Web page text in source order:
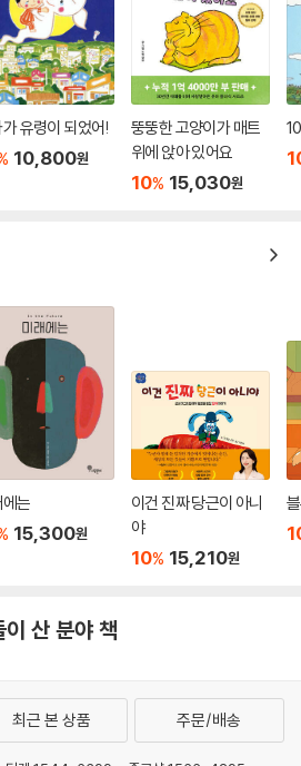
는지도 모른다는 걸 아이들이 알 수 있을 것
유령이 되었어!
10,800원
뚱뚱한 고양이가 매트
위에 앉아 있어요
10% 15,030원
는
15,300원
이건 진짜 당근이 아니
야
10% 15,210원
산 분야 책
최근 본 상품 주문/배송